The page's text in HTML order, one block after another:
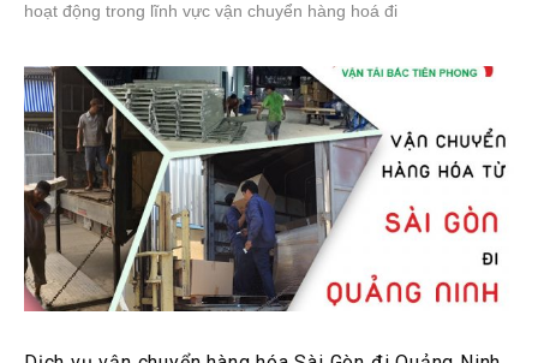
hoạt động trong lĩnh vực vận chuyển hàng hoá đi